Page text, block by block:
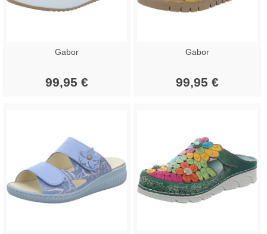
Gabor
99,95 €
Gabor
99,95 €